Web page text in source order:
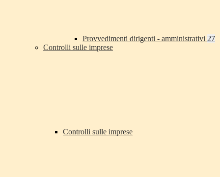
Provvedimenti dirigenti - amministrativi 27
Controlli sulle imprese
Controlli sulle imprese